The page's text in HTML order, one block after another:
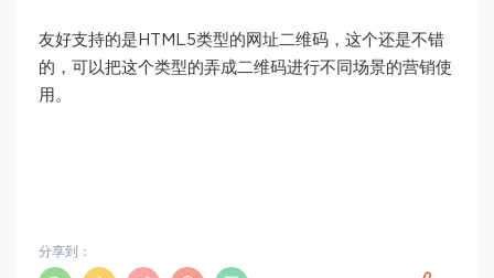
友好支持的是HTML5类型的网址二维码，这个还是不错
的，可以把这个类型的弄成二维码进行不同场景的营销使
用。
分享到：